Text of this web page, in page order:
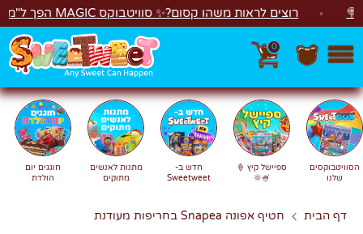
דלג רוצים לראות משהו קסום?✨ סוויטבוקס MAGIC הפך ל"מכונת משחקים"! 🎁🕹️
0
חפשחיפוש
הסוויטבוקסים
שלנו
ספיישל קיץ 🍦
🍧🌞
חדש ב-
Sweetweet
מתנות לאנשים
מתוקים
חוגגים יום
הולדת
דף הבית חטיף אפונה Snapea בחריפות מעודנת